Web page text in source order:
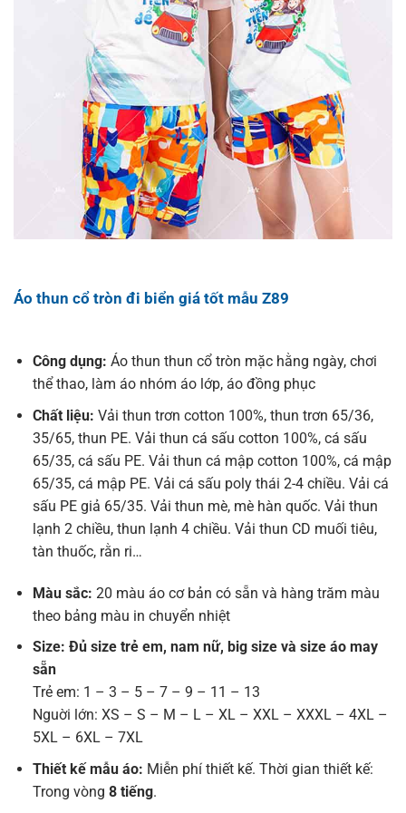
Áo thun cổ tròn đi biển giá tốt mẫu Z89
Công dụng: Áo thun thun cổ tròn mặc hằng ngày, chơi
thể thao, làm áo nhóm áo lớp, áo đồng phục
Chất liệu: Vải thun trơn cotton 100%, thun trơn 65/36,
35/65, thun PE. Vải thun cá sấu cotton 100%, cá sấu
65/35, cá sấu PE. Vải thun cá mập cotton 100%, cá mập
65/35, cá mập PE. Vải cá sấu poly thái 2-4 chiều. Vải cá
sấu PE giả 65/35. Vải thun mè, mè hàn quốc. Vải thun
lạnh 2 chiều, thun lạnh 4 chiều. Vải thun CD muối tiêu,
tàn thuốc, rằn ri…
Màu sắc: 20 màu áo cơ bản có sẵn và hàng trăm màu
theo bảng màu in chuyển nhiệt
Size: Đủ size trẻ em, nam nữ, big size và size áo may
sẵn
Trẻ em: 1 – 3 – 5 – 7 – 9 – 11 – 13
Nguời lớn: XS – S – M – L – XL – XXL – XXXL – 4XL –
5XL – 6XL – 7XL
Thiết kế mẫu áo: Miễn phí thiết kế. Thời gian thiết kế:
Trong vòng 8 tiếng.